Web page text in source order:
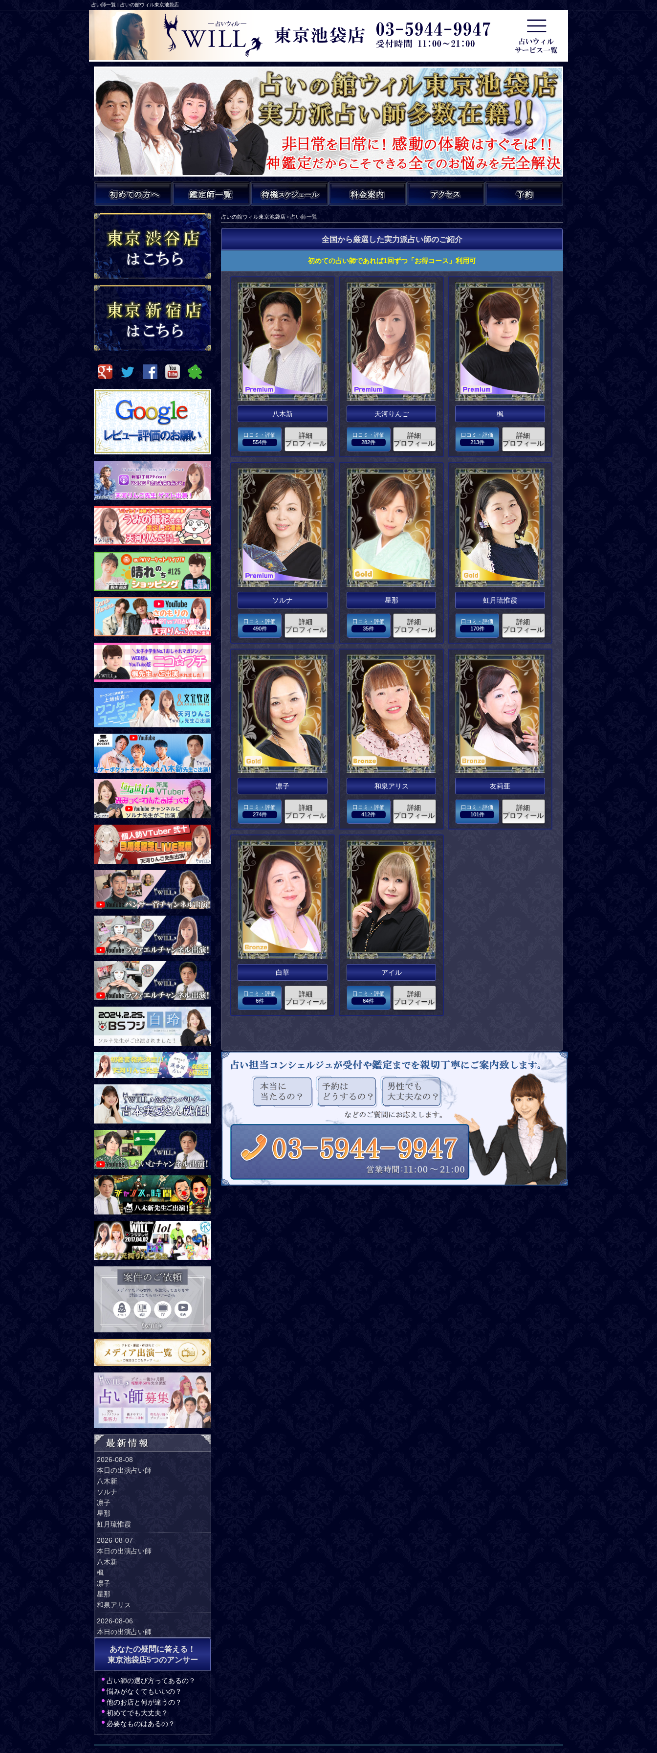
占い師一覧 | 占いの館ウィル東京池袋店
占いの館ウィル東京池袋店 › 占い師一覧
全国から厳選した実力派占い師のご紹介
初めての占い師であれば1回ずつ「お得コース」利用可
八木新
口コミ・評価
554件
詳細
プロフィール
天河りんご
口コミ・評価
282件
詳細
プロフィール
楓
口コミ・評価
213件
詳細
プロフィール
ソルナ
口コミ・評価
490件
詳細
プロフィール
星那
口コミ・評価
35件
詳細
プロフィール
虹月琉惟霞
口コミ・評価
170件
詳細
プロフィール
凛子
口コミ・評価
274件
詳細
プロフィール
和泉アリス
口コミ・評価
412件
詳細
プロフィール
友莉亜
口コミ・評価
101件
詳細
プロフィール
白華
口コミ・評価
6件
詳細
プロフィール
アイル
口コミ・評価
64件
詳細
プロフィール
2026-08-08
本日の出演占い師
八木新
ソルナ
凛子
星那
虹月琉惟霞
2026-08-07
本日の出演占い師
八木新
楓
凛子
星那
和泉アリス
2026-08-06
本日の出演占い師
凛子
友莉亜
和泉アリス
2026-08-05
本日の出演占い師
八木新
虹月琉惟霞
あなたの疑問に答える！
東京池袋店5つのアンサー
占い師の選び方ってあるの？
悩みがなくてもいいの？
他のお店と何が違うの？
初めてでも大丈夫？
必要なものはあるの？